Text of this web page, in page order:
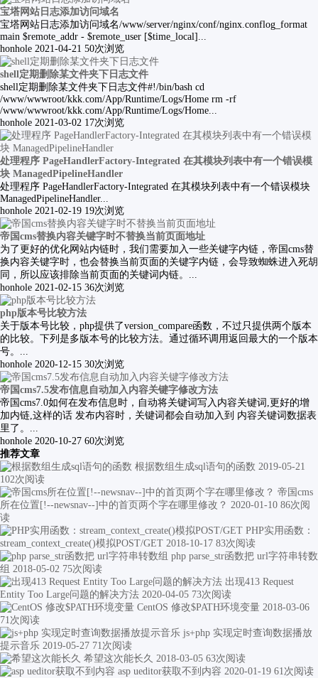
宝塔网站日志添加访问域名
宝塔网站日志添加访问域名/www/server/nginx/conf/nginx.conflog_format
main $remote_addr - $remote_user [$time_local]...
honhole 2021-04-21 50次浏览
shell定期删除某文件夹下日志文件
shell定期删除某文件夹下日志文件#!/bin/bash cd
/www/wwwroot/kkk.com/App/Runtime/Logs/Home rm -rf
/www/wwwroot/kkk.com/App/Runtime/Logs/Home ​...
honhole 2021-03-02 17次浏览
处理程序 PageHandlerFactory-Integrated 在其模块列表中有一个错误模
块 ManagedPipelineHandler
处理程序 PageHandlerFactory-Integrated 在其模块列表中有一个错误模块
ManagedPipelineHandler...
honhole 2021-02-19 19次浏览
帝国cms替换内容关键字时不替换当前页面地址
为了更好的优化网站内链时，我们需要加入一些关键字内链，帝国cms替
换内容关键字时，也会替换当前页面的关键字内链，会导致蜘蛛进入死胡
同，所以应该排除当前页面的关键词内链。...
honhole 2021-02-15 36次浏览
php版本号比较方法
关于版本号比较，php提供了version_compare函数，不过只提供两个版本
的比较。下列是多版本号的比较方法。通过循环调用返回最大的一个版本
号。...
honhole 2020-12-15 30次浏览
帝国cms7.5发布信息自动加入内容关键字修改方法
帝国cms7.0如何在发布信息时，自动将关键词写入内容关键词,更好的增
加内链,这样的话 发布内容时，关键词都会自动加入到 内容关键词数据表
里了。...
honhole 2020-10-27 60次浏览
推荐文章
根据数组生成sql语句的函数 2019-05-21
102次阅读
帝国cms
所在位置[!--newsnav--]中的首页两个字在哪里修改？ 2020-01-10 86次阅
读
PHP实用函数：
stream_context_create()模拟POST/GET 2018-10-17 83次阅读
php parse_str函数把 url字符串转数
组 2018-05-02 75次阅读
出现413 Request
Entity Too Large问题的解决方法 2020-04-05 73次阅读
CentOS 修改$PATH环境变量 2018-03-06
71次阅读
js+php 实现定时查询数据播放
提示音乐 2019-05-27 71次阅读
希望这次能长久 2018-03-05 63次阅读
asp ueditor获取不到内容 2020-01-19 61次阅读